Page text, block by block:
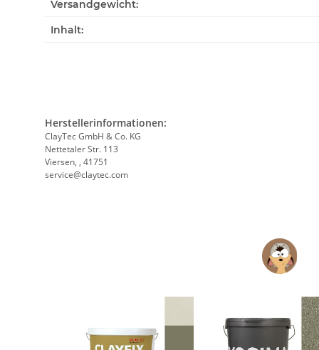
Versandgewicht:
Inhalt:
Herstellerinformationen:
ClayTec GmbH & Co. KG
Nettetaler Str. 113
Viersen, , 41751
service@claytec.com